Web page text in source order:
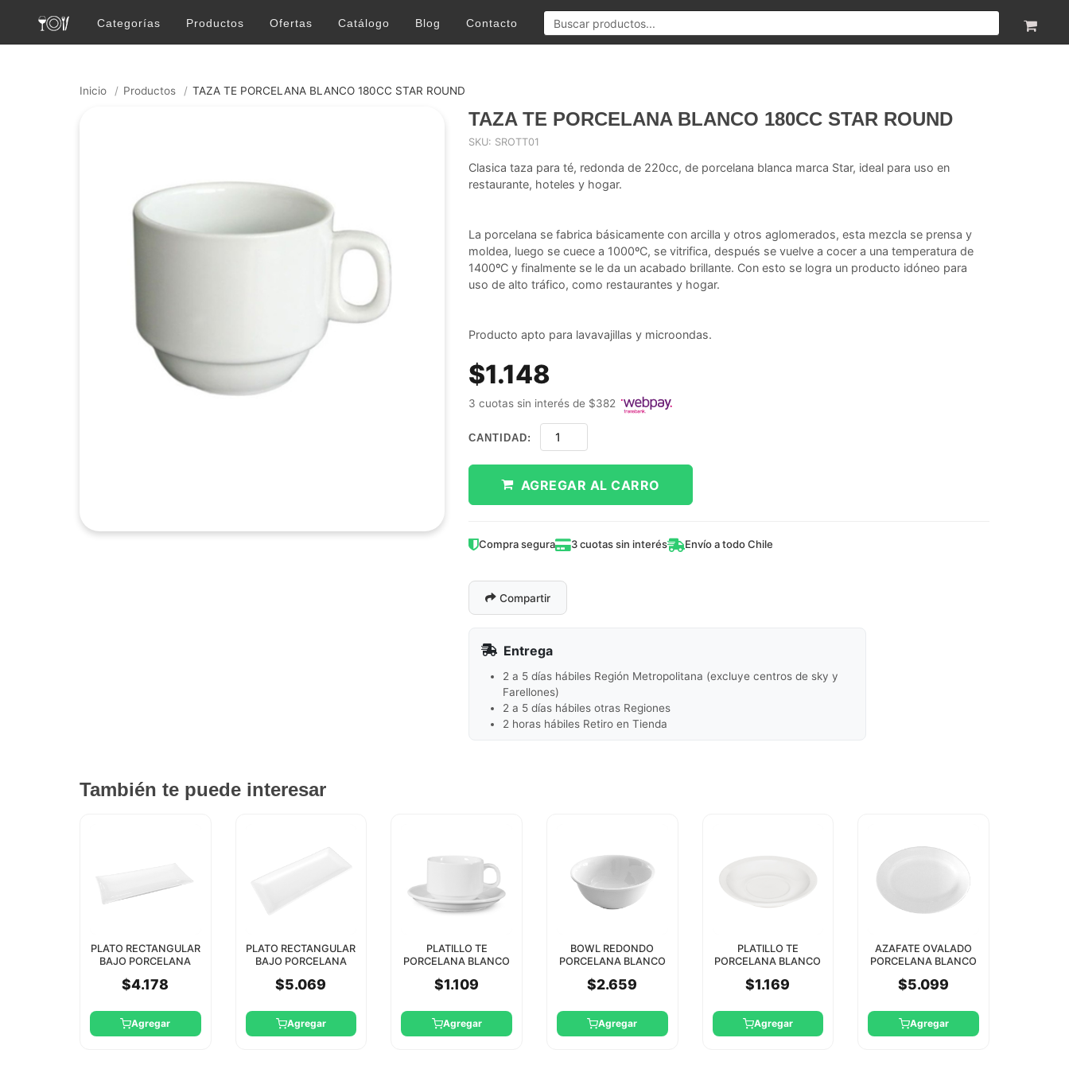
Categorías Productos Ofertas Catálogo Blog Contacto
Inicio / Productos / TAZA TE PORCELANA BLANCO 180CC STAR ROUND
TAZA TE PORCELANA BLANCO 180CC STAR ROUND
SKU: SROTT01
Clasica taza para té, redonda de 220cc, de porcelana blanca marca Star, ideal para uso en
restaurante, hoteles y hogar.
La porcelana se fabrica básicamente con arcilla y otros aglomerados, esta mezcla se prensa y
moldea, luego se cuece a 1000ºC, se vitrifica, después se vuelve a cocer a una temperatura de
1400ºC y finalmente se le da un acabado brillante. Con esto se logra un producto idóneo para
uso de alto tráfico, como restaurantes y hogar.
Producto apto para lavavajillas y microondas.
$1.148
3 cuotas sin interés de $382
CANTIDAD:
AGREGAR AL CARRO
Compra segura 3 cuotas sin interés Envío a todo Chile
Compartir
Entrega
2 a 5 días hábiles Región Metropolitana (excluye centros de sky y
Farellones)
2 a 5 días hábiles otras Regiones
2 horas hábiles Retiro en Tienda
También te puede interesar
PLATO RECTANGULAR
BAJO PORCELANA
STAR SQUARE
$4.178
Agregar
PLATO RECTANGULAR
BAJO PORCELANA
STAR SQUARE
$5.069
Agregar
PLATILLO TE
PORCELANA BLANCO
$1.109
Agregar
BOWL REDONDO
PORCELANA BLANCO
$2.659
Agregar
PLATILLO TE
PORCELANA BLANCO
$1.169
Agregar
AZAFATE OVALADO
PORCELANA BLANCO
$5.099
Agregar